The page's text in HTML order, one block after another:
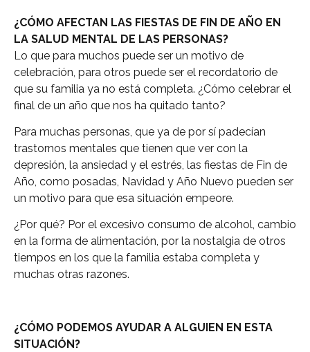
¿CÓMO AFECTAN LAS FIESTAS DE FIN DE AÑO EN
LA SALUD MENTAL DE LAS PERSONAS?
Lo que para muchos puede ser un motivo de
celebración, para otros puede ser el recordatorio de
que su familia ya no está completa. ¿Cómo celebrar el
final de un año que nos ha quitado tanto?
Para muchas personas, que ya de por sí padecían
trastornos mentales que tienen que ver con la
depresión, la ansiedad y el estrés, las fiestas de Fin de
Año, como posadas, Navidad y Año Nuevo pueden ser
un motivo para que esa situación empeore.
¿Por qué? Por el excesivo consumo de alcohol, cambio
en la forma de alimentación, por la nostalgia de otros
tiempos en los que la familia estaba completa y
muchas otras razones.
¿CÓMO PODEMOS AYUDAR A ALGUIEN EN ESTA
SITUACIÓN?